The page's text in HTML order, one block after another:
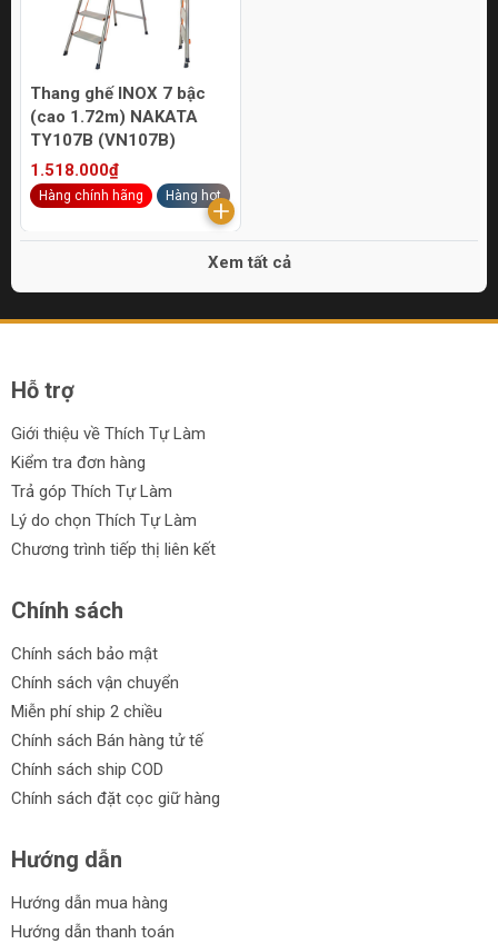
Thang ghế INOX 7 bậc
(cao 1.72m) NAKATA
TY107B (VN107B)
1.518.000₫
Hàng chính hãng Hàng hot
Xem tất cả
Hỗ trợ
Giới thiệu về Thích Tự Làm
Kiểm tra đơn hàng
Trả góp Thích Tự Làm
Lý do chọn Thích Tự Làm
Chương trình tiếp thị liên kết
Chính sách
Chính sách bảo mật
Chính sách vận chuyển
Miễn phí ship 2 chiều
Chính sách Bán hàng tử tế
Chính sách ship COD
Chính sách đặt cọc giữ hàng
Hướng dẫn
Hướng dẫn mua hàng
Hướng dẫn thanh toán